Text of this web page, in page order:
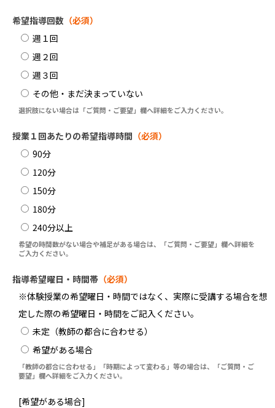
希望指導回数 （必須）
週１回
週２回
週３回
その他・まだ決まっていない
選択肢にない場合は「ご質問・ご要望」欄へ詳細をご入力ください。
授業１回あたりの希望指導時間 （必須）
90分
120分
150分
180分
240分以上
希望の時間数がない場合や補足がある場合は、「ご質問・ご要望」欄へ詳細を
ご入力ください。
指導希望曜日・時間帯 （必須）
※体験授業の希望曜日・時間ではなく、実際に受講する場合を想
定した際の希望曜日・時間をご記入ください。
未定（教師の都合に合わせる）
希望がある場合
「教師の都合に合わせる」「時期によって変わる」等の場合は、「ご質問・ご
要望」欄へ詳細をご入力ください。
[希望がある場合]